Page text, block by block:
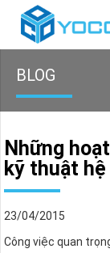
BLOG
Những
kỹ thuật
23/04/2015
Công việc quan